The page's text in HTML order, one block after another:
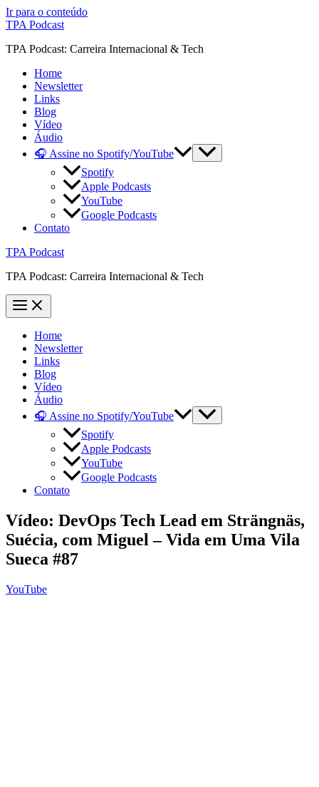
Ir para o conteúdo
TPA Podcast
TPA Podcast: Carreira Internacional & Tech
Home
Newsletter
Links
Blog
Vídeo
Áudio
🎧 Assine no Spotify/YouTube
Spotify
Apple Podcasts
YouTube
Google Podcasts
Contato
TPA Podcast
TPA Podcast: Carreira Internacional & Tech
Home
Newsletter
Links
Blog
Vídeo
Áudio
🎧 Assine no Spotify/YouTube
Spotify
Apple Podcasts
YouTube
Google Podcasts
Contato
Vídeo: DevOps Tech Lead em Strängnäs,
Suécia, com Miguel – Vida em Uma Vila
Sueca #87
YouTube